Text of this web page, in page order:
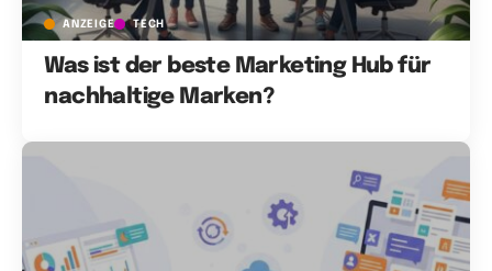
ANZEIGE TECH
Was ist der beste Marketing Hub für
nachhaltige Marken?